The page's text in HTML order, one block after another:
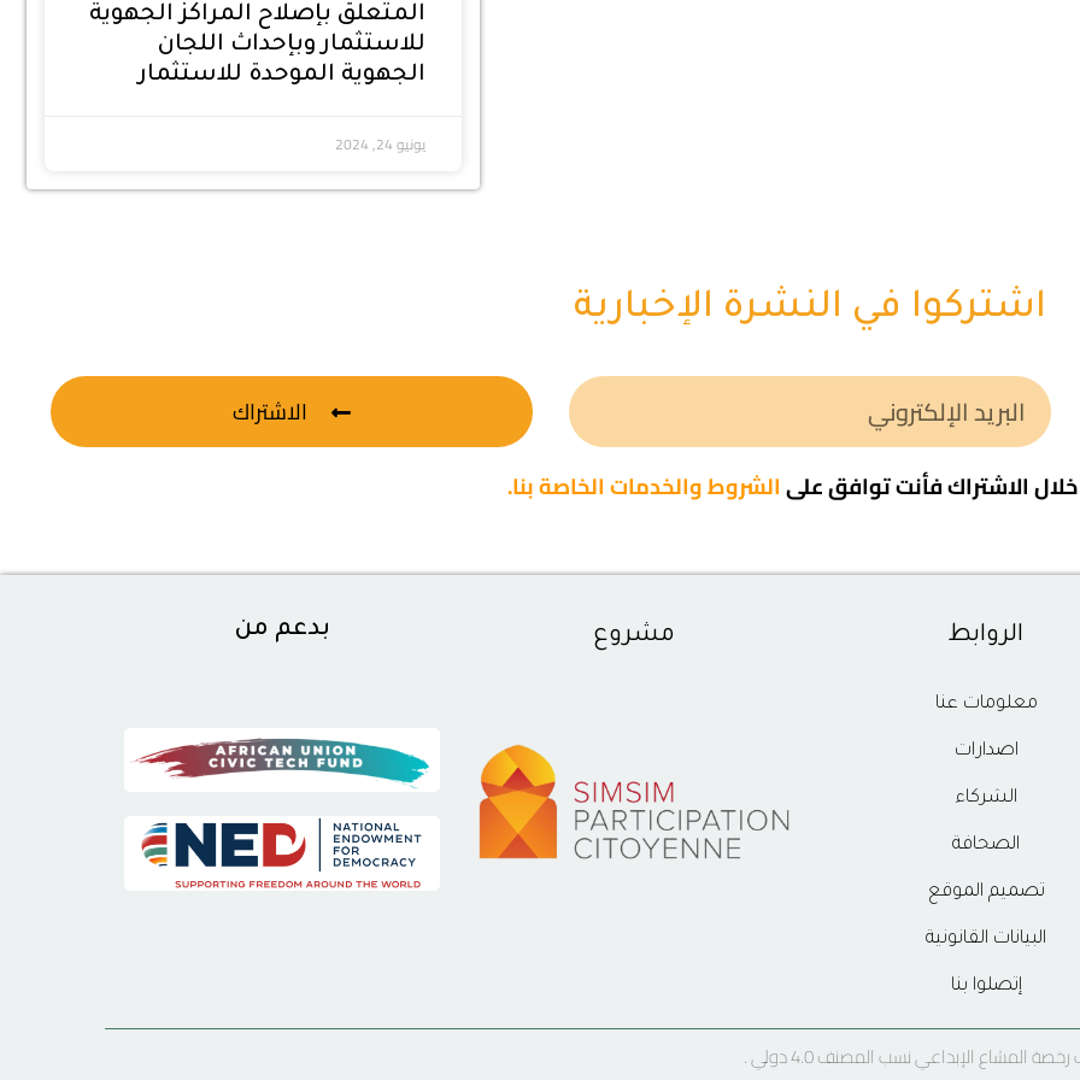
المتعلق بإصلاح المراكز الجهوية
للاستثمار وبإحداث اللجان
الجهوية الموحدة للاستثمار
يونيو 24, 2024
اشتركوا في النشرة الإخبارية
الاشتراك
الاشتراك فأنت توافق علىالشروط والخدمات الخاصة بنا.
الروابط
معلومات عنا
اصدارات
الشركاء
الصحافة
تصميم الموقع
البيانات القانونية
إتصلوا بنا
مشروع بدعم من